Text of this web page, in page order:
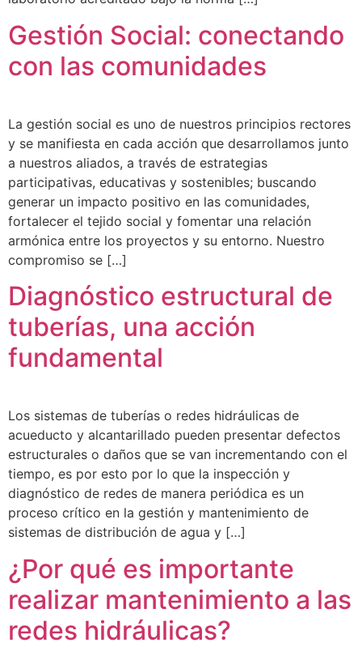
Gestión Social: conectando
con las comunidades
La gestión social es uno de nuestros principios rectores
y se manifiesta en cada acción que desarrollamos junto
a nuestros aliados, a través de estrategias
participativas, educativas y sostenibles; buscando
generar un impacto positivo en las comunidades,
fortalecer el tejido social y fomentar una relación
armónica entre los proyectos y su entorno. Nuestro
compromiso se […]
Diagnóstico estructural de
tuberías, una acción
fundamental
Los sistemas de tuberías o redes hidráulicas de
acueducto y alcantarillado pueden presentar defectos
estructurales o daños que se van incrementando con el
tiempo, es por esto por lo que la inspección y
diagnóstico de redes de manera periódica es un
proceso crítico en la gestión y mantenimiento de
sistemas de distribución de agua y […]
¿Por qué es importante
realizar mantenimiento a las
redes hidráulicas?